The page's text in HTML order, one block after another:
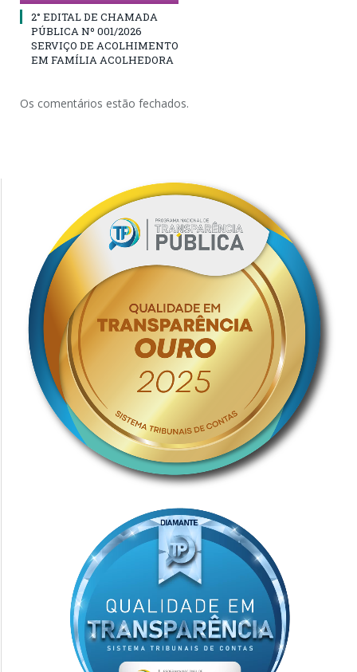
2° EDITAL DE CHAMADA
PÚBLICA Nº 001/2026
SERVIÇO DE ACOLHIMENTO
EM FAMÍLIA ACOLHEDORA
Os comentários estão fechados.